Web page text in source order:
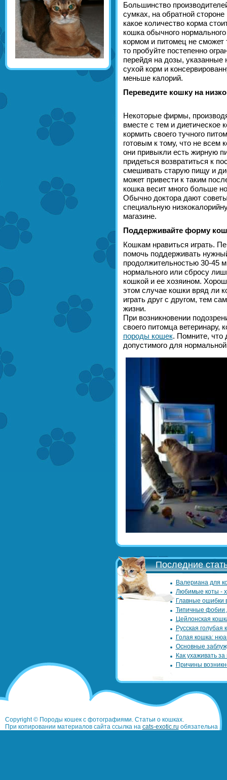
Большинство
сумках, на обратной
какое количество корма
кошка обычного
кормом и питомец не
то пробуйте постепенно
перейдя на дозы, указанные
сухой корм и
меньше калорий.
Переведите кошку на
Некоторые фирмы,
вместе с тем и диетическое
кормить своего тучного
готовым к тому, что не всем
они привыкли есть жирную
придеться возвратиться к
смешивать старую пищу и
может привести к таким
кошка весит много больше
Обычно доктора дают
специальную
магазине.
Поддерживайте форму
Кошкам нравиться играть.
помочь поддерживать
продолжительностью 30-45
нормального или сбросу
кошкой и ее хозяином.
этом случае кошки вряд ли
играть друг с другом, тем
жизни.
При возникновении
своего питомца
породы кошек. Помните, что
допустимого для
Последние
Валериана для
Любимые коты -
Главные ошибки
Типичные фобии
Цейлонская
Русская голубая
Голая кошка:
Основные
Как ухаживать
Причины
Copyright © Породы кошек с фотографиями. Статьи о кошках.
При копировании материалов сайта ссылка на cats-exotic.ru обязательна